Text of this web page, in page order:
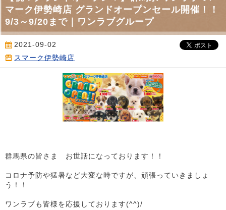
マーク伊勢崎店 グランドオープンセール開催！！
9/3～9/20まで｜ワンラブグループ
2021-09-02
スマーク伊勢崎店
群馬県の皆さま お世話になっております！！
コロナ予防や猛暑など大変な時ですが、頑張っていきましょ
う！！
ワンラブも皆様を応援しております(^^)/